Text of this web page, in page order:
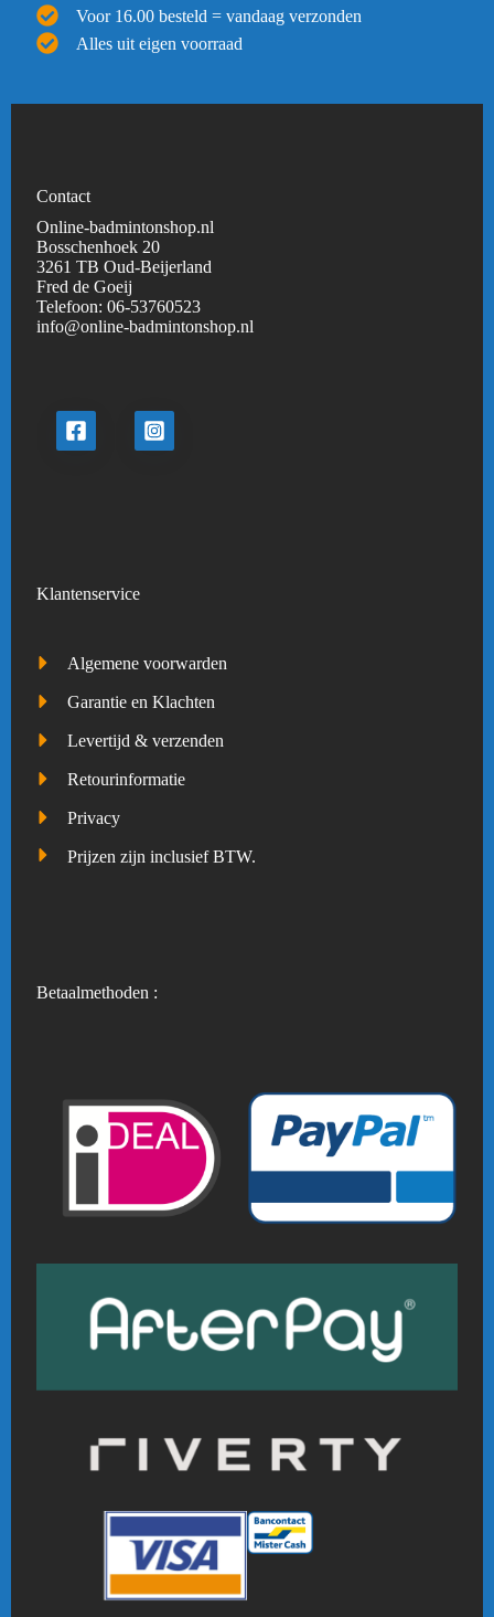
Voor 16.00 besteld = vandaag verzonden
Alles uit eigen voorraad
Contact
Online-badmintonshop.nl
Bosschenhoek 20
3261 TB Oud-Beijerland
Fred de Goeij
Telefoon:06-53760523
info@online-badmintonshop.nl
Klantenservice
Algemene voorwarden
Garantie en Klachten
Levertijd & verzenden
Retourinformatie
Privacy
Prijzen zijn inclusief BTW.
Betaalmethoden :